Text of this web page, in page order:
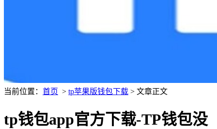
当前位置： 首页 > tp苹果版钱包下载 > 文章正文
tp钱包app官方下载-TP钱包没